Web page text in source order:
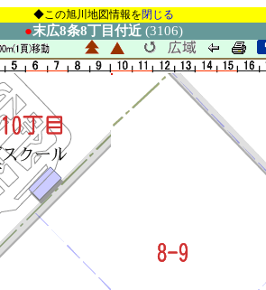
◆この旭川地図情報を閉じる
●末広8条8丁目付近 (3106)